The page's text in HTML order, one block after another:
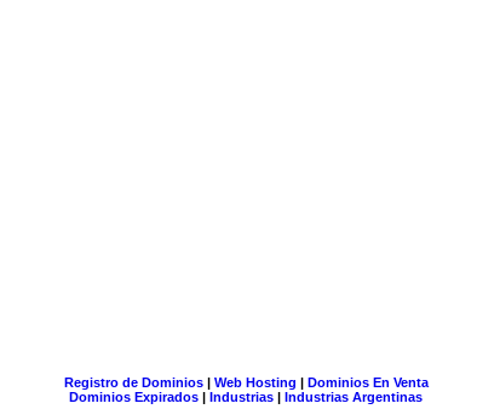
Registro de Dominios| Web Hosting | Dominios En Venta
Dominios Expirados | Industrias | Industrias Argentinas